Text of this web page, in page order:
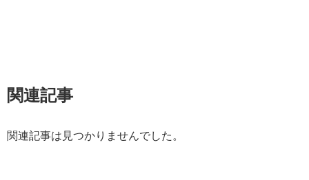
関連記事
関連記事は見つかりませんでした。